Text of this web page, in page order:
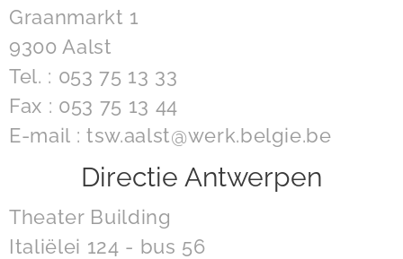
Graanmarkt 1
9300 Aalst
Tel. : 053 75 13 33
Fax : 053 75 13 44
E-mail : tsw.aalst@werk.belgie.be
Directie Antwerpen
Theater Building
Italiëlei 124 - bus 56